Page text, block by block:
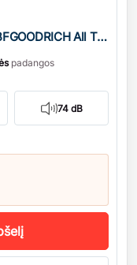
BF GOODRICH BFGOODRICH All Terrain T/A KO2
padangos
74 dB